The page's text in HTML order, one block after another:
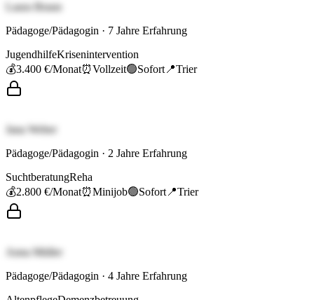
Laura Braun
Pädagoge/Pädagogin · 7 Jahre Erfahrung
JugendhilfeKrisenintervention
💰3.400 €/Monat⏰Vollzeit🟢Sofort 📍Trier
Jana Weber
Pädagoge/Pädagogin · 2 Jahre Erfahrung
SuchtberatungReha
💰2.800 €/Monat⏰Minijob🟢Sofort 📍Trier
Anna Müller
Pädagoge/Pädagogin · 4 Jahre Erfahrung